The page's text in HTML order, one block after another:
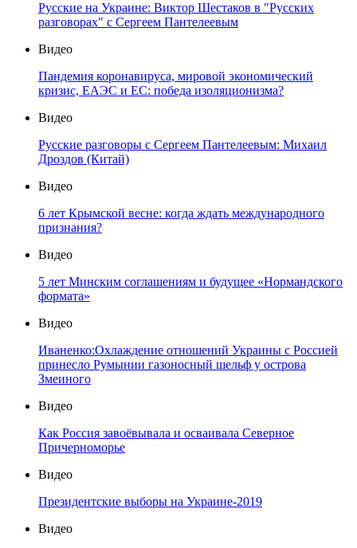
Русские на Украине: Виктор Шестаков в "Русских
разговорах" с Сергеем Пантелеевым
Видео
Пандемия коронавируса, мировой экономический
кризис, ЕАЭС и ЕС: победа изоляционизма?
Видео
Русские разговоры с Сергеем Пантелеевым: Михаил
Дроздов (Китай)
Видео
6 лет Крымской весне: когда ждать международного
признания?
Видео
5 лет Минским соглашениям и будущее «Нормандского
формата»
Видео
Иваненко:Охлаждение отношений Украины с Россией
принесло Румынии газоносный шельф у острова
Змеиного
Видео
Как Россия завоёвывала и осваивала Северное
Причерноморье
Видео
Президентские выборы на Украине-2019
Видео